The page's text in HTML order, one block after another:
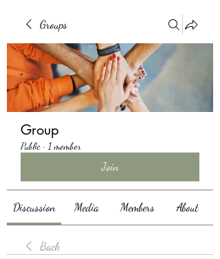
Groups
Group
Public · 1 member
Join
Discussion Media Members About
Back